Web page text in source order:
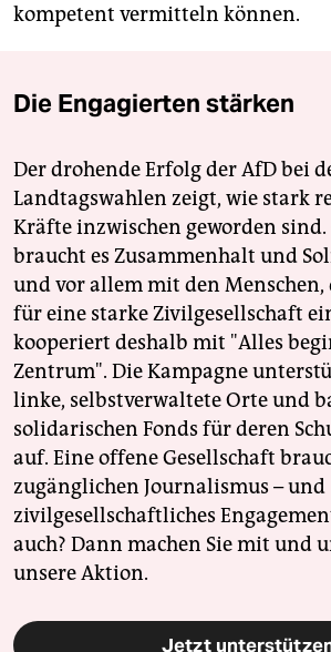
kompetent vermitteln können.
Die Engagierten stärken
Der drohende Erfolg der AfD bei
Landtagswahlen zeigt, wie stark
Kräfte inzwischen geworden sind.
braucht es Zusammenhalt und
und vor allem mit den Menschen,
für eine starke Zivilgesellschaft
kooperiert deshalb mit "Alles
Zentrum". Die Kampagne
linke, selbstverwaltete Orte und
solidarischen Fonds für deren
auf. Eine offene Gesellschaft
zugänglichen Journalismus – und
zivilgesellschaftliches
auch? Dann machen Sie mit und
unsere Aktion.
Jetzt